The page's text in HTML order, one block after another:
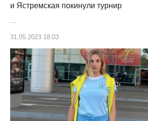
и Ястремская покинули турнир
…
31.05.2023 18:03